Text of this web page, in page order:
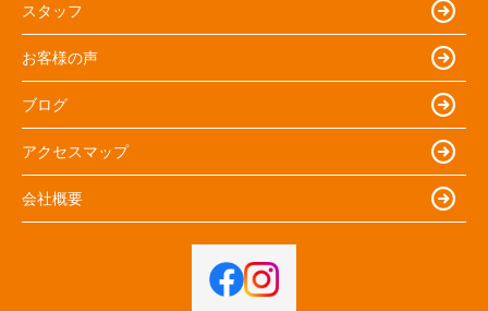
スタッフ
お客様の声
ブログ
アクセスマップ
会社概要